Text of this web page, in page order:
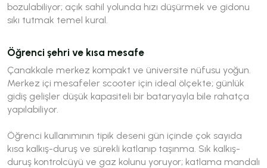
bozulabiliyor; açık sahil yolunda hızı düşürmek ve gidonu
sıkı tutmak temel kural.
Öğrenci şehri ve kısa mesafe
Çanakkale merkez kompakt ve üniversite nüfusu yoğun.
Merkez içi mesafeler scooter için ideal ölçekte; günlük
gidiş gelişler düşük kapasiteli bir bataryayla bile rahatça
yapılabiliyor.
Öğrenci kullanımının tipik deseni gün içinde çok sayıda
kısa kalkış-duruş ve sürekli katlanıp taşınma. Sık kalkış-
duruş kontrolcüyü ve gaz kolunu yoruyor; katlama mandalı